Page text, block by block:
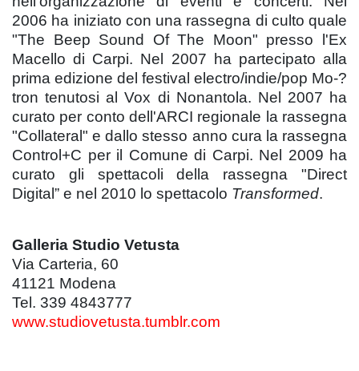
2006 ha iniziato con una rassegna di culto quale
"The Beep Sound Of The Moon" presso l'Ex
Macello di Carpi. Nel 2007 ha partecipato alla
prima edizione del festival electro/indie/pop Mo-­?
tron tenutosi al Vox di Nonantola. Nel 2007 ha
curato per conto dell'ARCI regionale la rassegna
"Collateral" e dallo stesso anno cura la rassegna
Control+C per il Comune di Carpi. Nel 2009 ha
curato gli spettacoli della rassegna "Direct
Digital” e nel 2010 lo spettacolo Transformed.
Galleria Studio Vetusta
Via Carteria, 60
41121 Modena
Tel. 339 4843777
www.studiovetusta.tumblr.com